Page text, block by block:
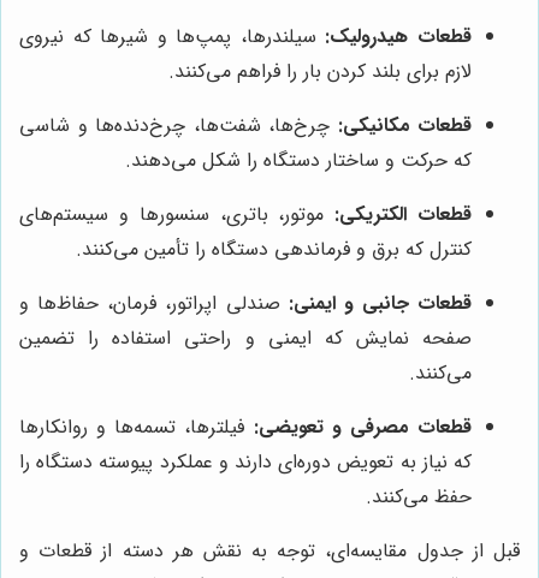
قطعات هیدرولیک: سیلندرها، پمپ‌ها و شیرها که نیروی
لازم برای بلند کردن بار را فراهم می‌کنند.
قطعات مکانیکی: چرخ‌ها، شفت‌ها، چرخ‌دنده‌ها و شاسی
که حرکت و ساختار دستگاه را شکل می‌دهند.
قطعات الکتریکی: موتور، باتری، سنسورها و سیستم‌های
کنترل که برق و فرماندهی دستگاه را تأمین می‌کنند.
قطعات جانبی و ایمنی: صندلی اپراتور، فرمان، حفاظ‌ها و
صفحه نمایش که ایمنی و راحتی استفاده را تضمین
می‌کنند.
قطعات مصرفی و تعویضی: فیلترها، تسمه‌ها و روانکارها
که نیاز به تعویض دوره‌ای دارند و عملکرد پیوسته دستگاه را
حفظ می‌کنند.
قبل از جدول مقایسه‌ای، توجه به نقش هر دسته از قطعات و